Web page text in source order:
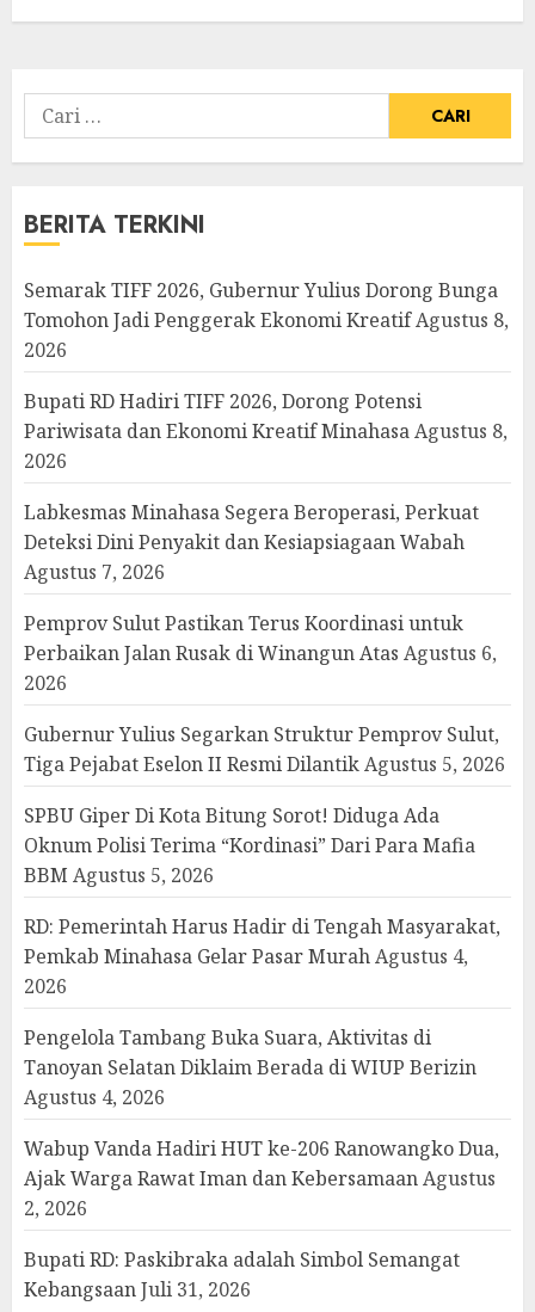
Cari
untuk:
BERITA TERKINI
Semarak TIFF 2026, Gubernur Yulius Dorong Bunga
Tomohon Jadi Penggerak Ekonomi KreatifAgustus 8,
2026
Bupati RD Hadiri TIFF 2026, Dorong Potensi
Pariwisata dan Ekonomi Kreatif MinahasaAgustus 8,
2026
Labkesmas Minahasa Segera Beroperasi, Perkuat
Deteksi Dini Penyakit dan Kesiapsiagaan Wabah
Agustus 7, 2026
Pemprov Sulut Pastikan Terus Koordinasi untuk
Perbaikan Jalan Rusak di Winangun Atas Agustus 6,
2026
Gubernur Yulius Segarkan Struktur Pemprov Sulut,
Tiga Pejabat Eselon II Resmi DilantikAgustus 5, 2026
SPBU Giper Di Kota Bitung Sorot! Diduga Ada
Oknum Polisi Terima “Kordinasi” Dari Para Mafia
BBM Agustus 5, 2026
RD: Pemerintah Harus Hadir di Tengah Masyarakat,
Pemkab Minahasa Gelar Pasar MurahAgustus 4,
2026
Pengelola Tambang Buka Suara, Aktivitas di
Tanoyan Selatan Diklaim Berada di WIUP Berizin
Agustus 4, 2026
Wabup Vanda Hadiri HUT ke-206 Ranowangko Dua,
Ajak Warga Rawat Iman dan KebersamaanAgustus
2, 2026
Bupati RD: Paskibraka adalah Simbol Semangat
KebangsaanJuli 31, 2026